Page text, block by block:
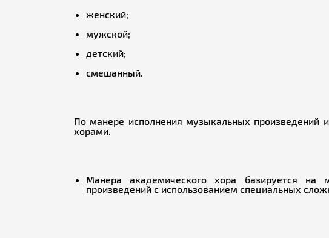
женский;
мужской;
детский;
смешанный.
По манере исполнения музыкальных
хорами.
Манера академического хора базируется на
произведений с использованием специальных